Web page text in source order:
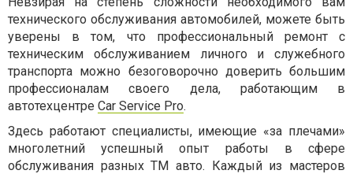
технического обслуживания автомобилей, можете быть
уверены в том, что профессиональный ремонт с
техническим обслуживанием личного и служебного
транспорта можно безоговорочно доверить большим
профессионалам своего дела, работающим в
автотехцентре Car Service Pro.
Здесь работают специалисты, имеющие «за плечами»
многолетний успешный опыт работы в сфере
обслуживания разных ТМ авто. Каждый из мастеров